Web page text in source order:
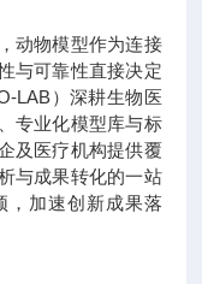
动物模型作为连接
与可靠性直接决定
LAB）深耕生物医
专业化模型库与标
及医疗机构提供覆
与成果转化的一站
，加速创新成果落